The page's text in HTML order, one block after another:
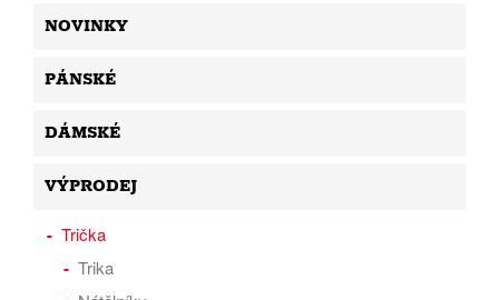
NOVINKY
PÁNSKÉ
DÁMSKÉ
VÝPRODEJ
Trička
Trika